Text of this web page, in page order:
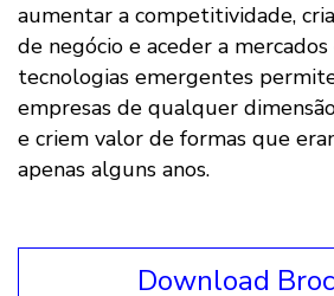
aumentar a competitividade,
de negócio e aceder a
tecnologias emergentes
empresas de qualquer
e criem valor de formas que
apenas alguns anos.
Download